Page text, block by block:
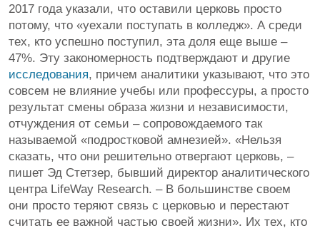
2017 года указали, что оставили церковь просто
потому, что «уехали поступать в колледж». А среди
тех, кто успешно поступил, эта доля еще выше –
47%. Эту закономерность подтверждают и другие
исследования, причем аналитики указывают, что это
совсем не влияние учебы или профессуры, а просто
результат смены образа жизни и независимости,
отчуждения от семьи – сопровождаемого так
называемой «подростковой амнезией». «Нельзя
сказать, что они решительно отвергают церковь, –
пишет Эд Стетзер, бывший директор аналитического
центра LifeWay Research. – В большинстве своем
они просто теряют связь с церковью и перестают
считать ее важной частью своей жизни». Их тех, кто